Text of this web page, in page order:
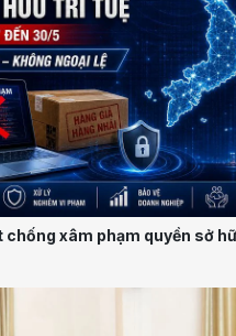
chống xâm phạm quyền sở